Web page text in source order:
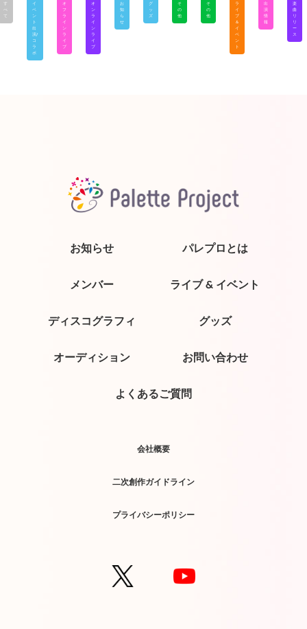
す
べ
て
イ
ベ
ン
ト
出
演/
コ
ラ
ボ
オ
フ
ラ
イ
ン
ラ
イ
ブ
オ
ン
ラ
イ
ン
ラ
イ
ブ
お
知
ら
せ
グ
ッ
ズ
そ
の
他
そ
の
他
ラ
イ
ブ
＆
イ
ベ
ン
ト
出
演
情
報
楽
曲
リ
リ
ー
ス
お知らせ パレプロとは
メンバー ライブ & イベント
ディスコグラフィ グッズ
オーディション お問い合わせ
よくあるご質問
会社概要
二次創作ガイドライン
プライバシーポリシー